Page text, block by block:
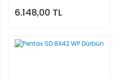
6.148,00 TL